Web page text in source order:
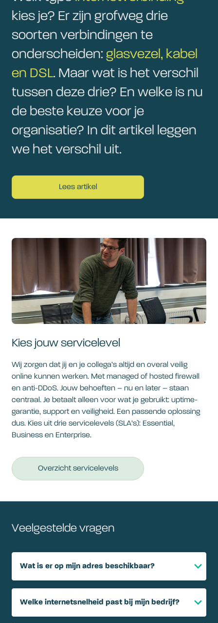
kies je? Er zijn grofweg drie
soorten verbindingen te
onderscheiden: glasvezel, kabel
en DSL. Maar wat is het verschil
tussen deze drie? En welke is nu
de beste keuze voor je
organisatie? In dit artikel leggen
we het verschil uit.
Lees artikel
Kies jouw servicelevel
Wij zorgen dat jij en je collega’s altijd en overal veilig
online kunnen werken. Met managed of hosted firewall
en anti-DDoS. Jouw behoeften – nu en later – staan
centraal. Je betaalt alleen voor wat je gebruikt: uptime-
garantie, support en veiligheid. Een passende oplossing
dus. Kies uit drie servicelevels (SLA’s): Essential,
Business en Enterprise.
Overzicht servicelevels
Veelgestelde vragen
Wat is er op mijn adres beschikbaar?
Welke internetsnelheid past bij mijn bedrijf?